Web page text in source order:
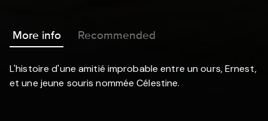
More info Recommended
L'histoire d'une amitié improbable entre un ours, Ernest,
et une jeune souris nommée Célestine.